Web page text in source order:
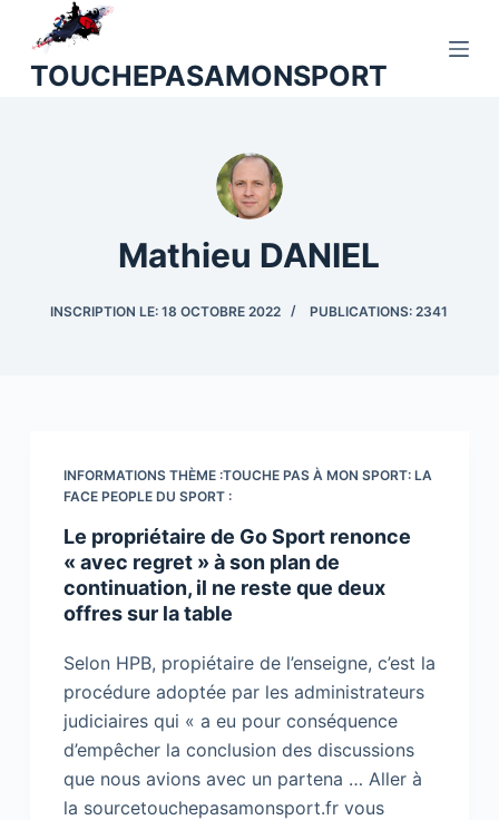
TOUCHEPASAMONSPORT
Mathieu DANIEL
INSCRIPTION LE: 18 OCTOBRE 2022 PUBLICATIONS: 2341
INFORMATIONS THÈME :TOUCHE PAS À MON SPORT: LA
FACE PEOPLE DU SPORT :
Le propriétaire de Go Sport renonce
« avec regret » à son plan de
continuation, il ne reste que deux
offres sur la table
Selon HPB, propiétaire de l’enseigne, c’est la
procédure adoptée par les administrateurs
judiciaires qui « a eu pour conséquence
d’empêcher la conclusion des discussions
que nous avions avec un partena … Aller à
la sourcetouchepasamonsport.fr vous